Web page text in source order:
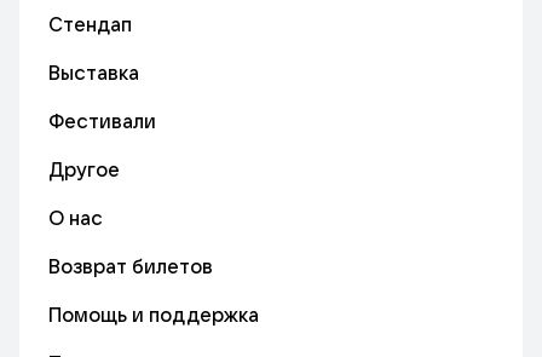
Стендап
Выставка
Фестивали
Другое
О нас
Возврат билетов
Помощь и поддержка